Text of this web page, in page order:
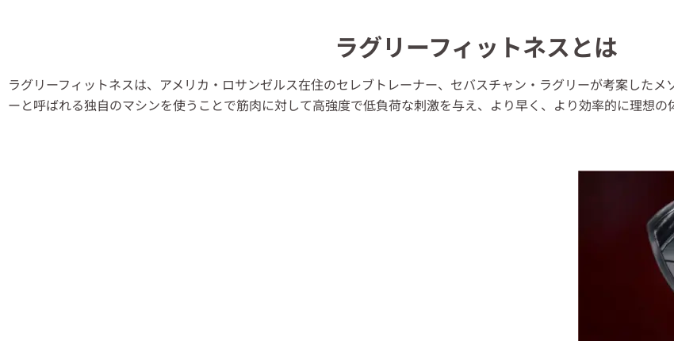
ラグリーフィットネスとは
ラグリーフィットネスは、アメリカ・ロサンゼルス在住のセレブトレーナー、セバスチャン・ラグリーが考案した
ーと呼ばれる独自のマシンを使うことで筋肉に対して高強度で低負荷な刺激を与え、より早く、より効率的に理想の